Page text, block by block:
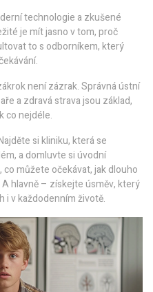
technologie a zkušené
je mít jasno v tom, proč
to s odborníkem, který
není zázrak. Správná ústní
a zdravá strava jsou základ,
co nejdéle.
si kliniku, která se
a domluvte si úvodní
můžete očekávat, jak dlouho
hlavně – získejte úsměv, který
i v každodenním životě.